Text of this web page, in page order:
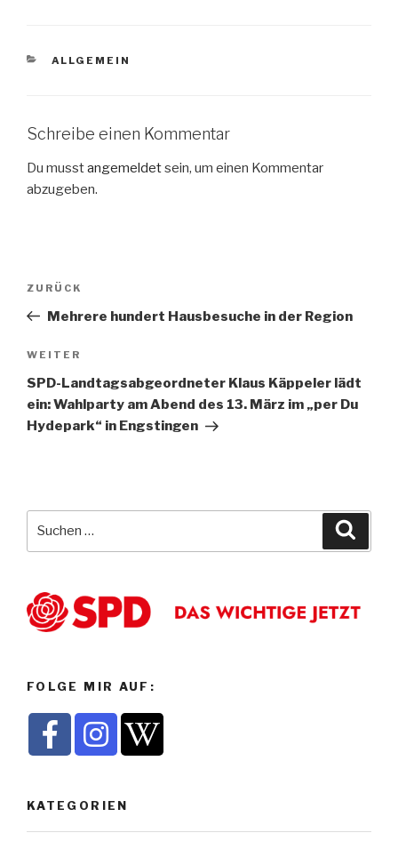
KATEGORIEN
ALLGEMEIN
Schreibe einen Kommentar
Du musstangemeldetsein, um einen Kommentar
abzugeben.
Beitragsnavigation
Vorheriger
Beitrag
ZURÜCK
Mehrere hundert Hausbesuche in der Region
Nächster
Beitrag
WEITER
SPD-Landtagsabgeordneter Klaus Käppeler lädt
ein: Wahlparty am Abend des 13. März im „per Du
Hydepark“ in Engstingen
FOLGE MIR AUF:
KATEGORIEN